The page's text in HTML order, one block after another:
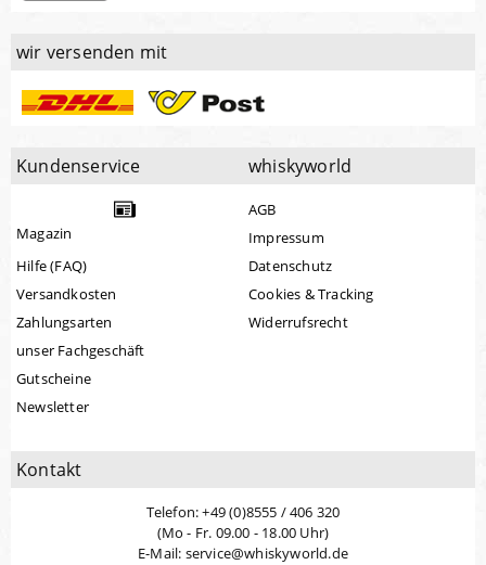
wir versenden mit
Kundenservice
Magazin
Hilfe (FAQ)
Versandkosten
Zahlungsarten
unser Fachgeschäft
Gutscheine
Newsletter
whiskyworld
AGB
Impressum
Datenschutz
Cookies & Tracking
Widerrufsrecht
Kontakt
Telefon: +49 (0)8555 / 406 320
(Mo - Fr. 09.00 - 18.00 Uhr)
E-Mail: service@whiskyworld.de